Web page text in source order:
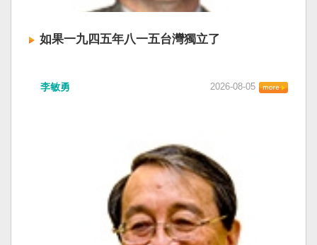
如果一九四五年八一五台灣獨立了
李敏勇 2026-08-05